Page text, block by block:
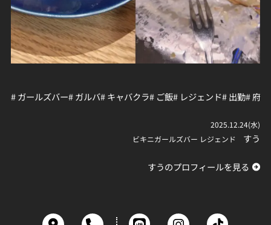
# ガールズバー# ガルバ# キャバクラ# ご飯# レジェンド# 出勤# 府中
2025.12.24(水)
ビキニガールズバー レジェンド
すう
すうのプロフィールを見る